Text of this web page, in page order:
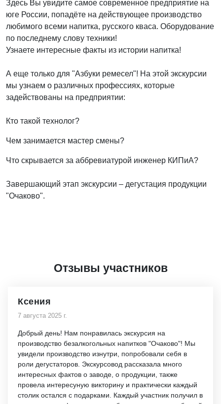
Здесь Вы увидите самое современное предприятие на
юге России, попадёте на действующее производство
любимого всеми напитка, русского кваса. Оборудование
по последнему слову техники!
Узнаете интересные факты из истории напитка!
А еще только для "Азбуки ремесел"! На этой экскурсии
мы узнаем о различных профессиях, которые
задействованы на предприятии:
Кто такой технолог?
Чем занимается мастер смены?
Что скрывается за аббревиатурой инженер КИПиА?
Завершающий этап экскурсии – дегустация продукции
"Очаково".
Отзывы участников
Ксения
7 августа 2025 г.
Добрый день! Нам понравилась экскурсия на
производство безалкогольных напитков "Очаково"! Мы
увидели производство изнутри, попробовали себя в
роли дегустаторов. Экскурсовод рассказала много
интересных фактов о заводе, о продукции, также
провела интересуную викторину и практически каждый
столик остался с подарками. Каждый участник получил в